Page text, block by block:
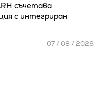
съчетава
с интегриран
07 / 08 / 2026